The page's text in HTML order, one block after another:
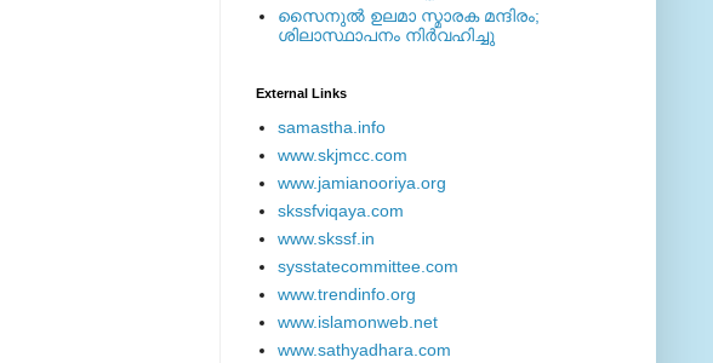
സൈനുല്‍ ഉലമാ സ്മാരക മന്ദിരം;
ശിലാസ്ഥാപനം നിര്‍വഹിച്ചു
External ‎Links
samastha.info
www.skjmcc.com
www.jamianooriya.org
skssfviqaya.com
www.skssf.in
sysstatecommittee.com
www.trendinfo.org
www.islamonweb.net
www.sathyadhara.com